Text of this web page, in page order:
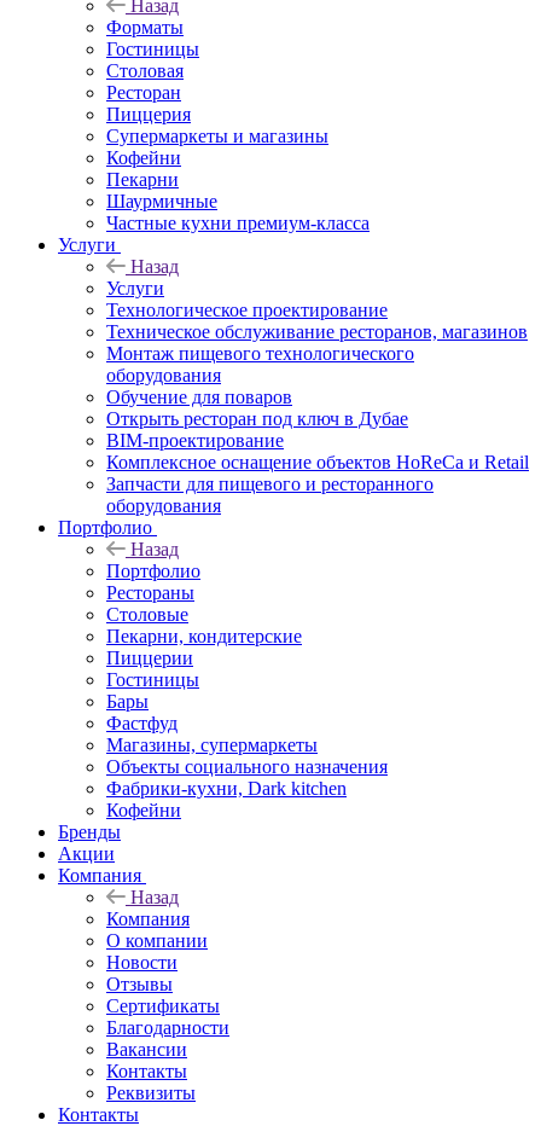
Назад
Форматы
Гостиницы
Столовая
Ресторан
Пиццерия
Супермаркеты и магазины
Кофейни
Пекарни
Шаурмичные
Частные кухни премиум-класса
Услуги
Назад
Услуги
Технологическое проектирование
Техническое обслуживание ресторанов, магазинов
Монтаж пищевого технологического
оборудования
Обучение для поваров
Открыть ресторан под ключ в Дубае
BIM-проектирование
Комплексное оснащение объектов HoReCa и Retail
Запчасти для пищевого и ресторанного
оборудования
Портфолио
Назад
Портфолио
Рестораны
Столовые
Пекарни, кондитерские
Пиццерии
Гостиницы
Бары
Фастфуд
Магазины, супермаркеты
Объекты социального назначения
Фабрики-кухни, Dark kitchen
Кофейни
Бренды
Акции
Компания
Назад
Компания
О компании
Новости
Отзывы
Сертификаты
Благодарности
Вакансии
Контакты
Реквизиты
Контакты